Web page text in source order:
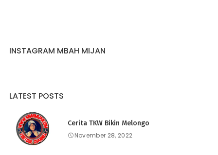
INSTAGRAM MBAH MIJAN
LATEST POSTS
Cerita TKW Bikin Melongo
November 28, 2022